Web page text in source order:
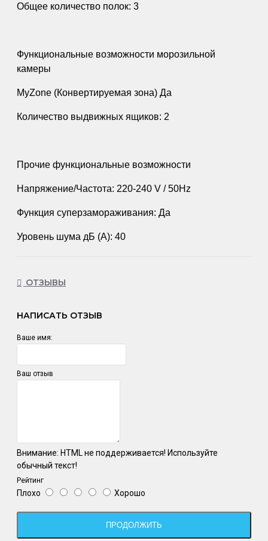
Общее количество полок: 3
Функциональные возможности морозильной
камеры
MyZone (Конвертируемая зона) Да
Количество выдвижных ящиков: 2
Прочие функциональные возможности
Напряжение/Частота: 220-240 V / 50Hz
Функция суперзамораживания: Да
Уровень шума дБ (А): 40
ОТЗЫВЫ
НАПИСАТЬ ОТЗЫВ
Ваше имя:
Ваш отзыв
Внимание: HTML не поддерживается! Используйте
обычный текст!
Рейтинг
Плохо Хорошо
ПРОДОЛЖИТЬ